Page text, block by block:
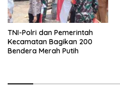
TNI-Polri dan Pemerintah
Kecamatan Bagikan 200
Bendera Merah Putih